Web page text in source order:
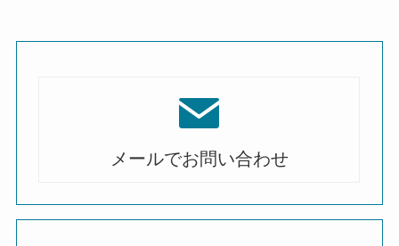
メールでお問い合わせ